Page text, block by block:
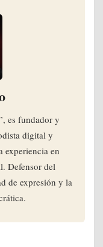
es fundador y
digital y
experiencia en
Defensor del
de expresión y la